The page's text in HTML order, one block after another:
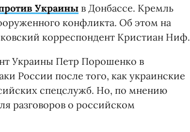
Украины в Донбассе. Кремль
конфликта. Об этом на
корреспондент Кристиан Ниф.
Украины Петр Порошенко в
России после того, как украинские
спецслужб. Но, по мнению
разговоров о российском